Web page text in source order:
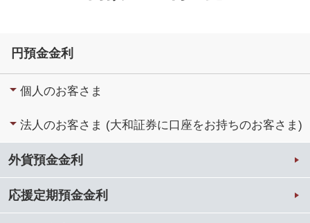
円預金金利
個人のお客さま
法人のお客さま (大和証券に口座をお持ちのお客さま)
外貨預金金利
応援定期預金金利